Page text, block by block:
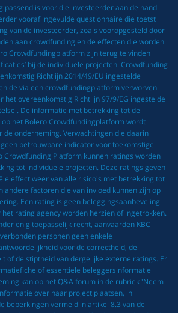
passend is voor die investeerder aan de hand
vooraf ingevulde questionnaire die toetst
van de investeerder, zoals vooropgesteld door
aan crowdfunding en de effecten die worden
Crowdfundingplatform zijn terug te vinden
bij de individuele projecten. Crowdfunding
Richtlijn 2014/49/EU ingestelde
de via een crowdfundingplatform verworven
het overeenkomstig Richtlijn 97/9/EG ingestelde
De informatie met betrekking tot de
het Bolero Crowdfundingplatform wordt
de onderneming. Verwachtingen die daarin
betrouwbare indicator voor toekomstige
Crowdfunding Platform kunnen ratings worden
tot individuele projecten. Deze ratings geven
effect weer van alle risico's met betrekking tot
andere factoren die van invloed kunnen zijn op
Een rating is geen beleggingsaanbeveling
rating agency worden herzien of ingetrokken.
enig toepasselijk recht, aanvaarden KBC
personen geen enkele
voor de correctheid, de
of de stiptheid van dergelijke externe ratings. Er
of essentiële beleggersinformatie
kan op het Q&A forum in de rubriek 'Neem
over haar project plaatsen, in
beperkingen vermeld in artikel 8.3 van de